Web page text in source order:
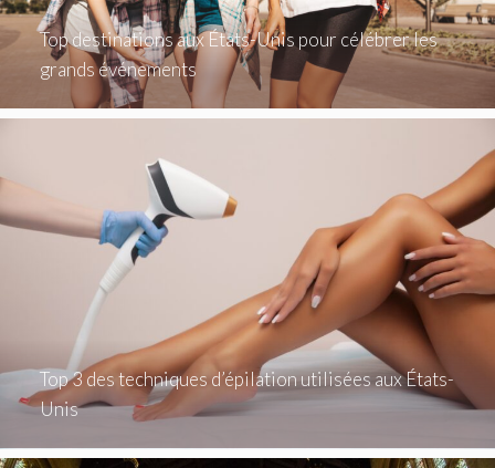
Top destinations aux États-Unis pour célébrer les
grands événements
Top 3 des techniques d’épilation utilisées aux États-
Unis